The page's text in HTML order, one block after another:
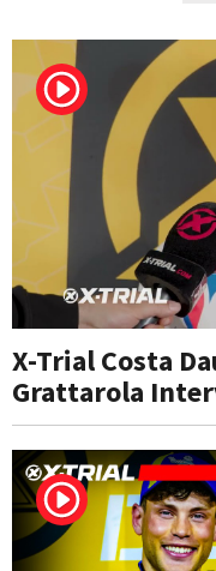
X-Trial Costa
Grattarola